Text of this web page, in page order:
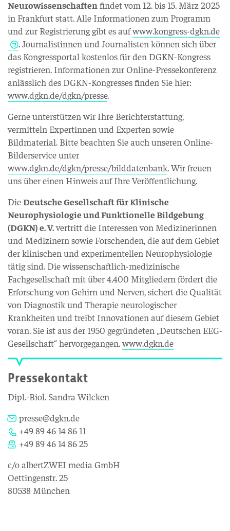
Neurowissenschaften findet vom 12. bis 15. März 2025
in Frankfurt statt. Alle Informationen zum Programm
und zur Registrierung gibt es aufwww.kongress-dgkn.de
. Journalistinnen und Journalisten können sich über
das Kongressportal kostenlos für den DGKN-Kongress
registrieren. Informationen zur Online-Pressekonferenz
anlässlich des DGKN-Kongresses finden Sie hier:
www.dgkn.de/dgkn/presse.
Gerne unterstützen wir Ihre Berichterstattung,
vermitteln Expertinnen und Experten sowie
Bildmaterial. Bitte beachten Sie auch unseren Online-
Bilderservice unter
www.dgkn.de/dgkn/presse/bilddatenbank. Wir freuen
uns über einen Hinweis auf Ihre Veröffentlichung.
DieDeutsche Gesellschaft für Klinische
Neurophysiologie und Funktionelle Bildgebung
(DGKN) e. V.vertritt die Interessen von Medizinerinnen
und Medizinern sowie Forschenden, die auf dem Gebiet
der klinischen und experimentellen Neurophysiologie
tätig sind. Die wissenschaftlich-medizinische
Fachgesellschaft mit über 4.400 Mitgliedern fördert die
Erforschung von Gehirn und Nerven, sichert die Qualität
von Diagnostik und Therapie neurologischer
Krankheiten und treibt Innovationen auf diesem Gebiet
voran. Sie ist aus der 1950 gegründeten „Deutschen EEG-
Gesellschaft“ hervorgegangen.www.dgkn.de
Pressekontakt
Dipl.-Biol. Sandra Wilcken
presse@dgkn.de
+49 89 46 14 86 11
+49 89 46 14 86 25
c/o albertZWEI media GmbH
Oettingenstr. 25
80538 München